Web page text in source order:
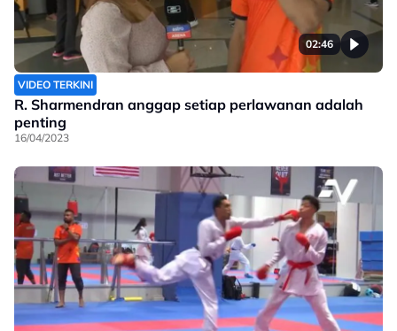
02:46
VIDEO TERKINI
R. Sharmendran anggap setiap perlawanan adalah
penting
16/04/2023